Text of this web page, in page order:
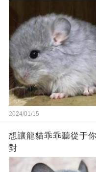
2024/01/15
想讓龍貓乖乖聽從于
對